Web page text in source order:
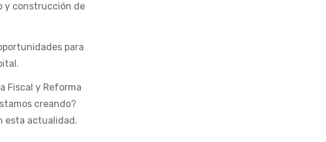
y construcción de
para
Fiscal y Reforma
creando?
esta actualidad.